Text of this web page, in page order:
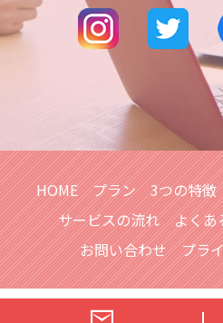
探偵 人探し どこまで
人探し イラスト
人探し 会いたい
越谷市 身辺調査
大宮公園 人探し
川越 浮気不倫調査
さいたま市 浮気不倫調
武蔵浦和 身辺調査
大宮公園 身辺調査
北与野 浮気不倫調査
HOME プラン 3つの特徴
サービスの流れ
よくあ
お問い合わせ
プラ
© 浮気調査は【総合探偵社シークレッ